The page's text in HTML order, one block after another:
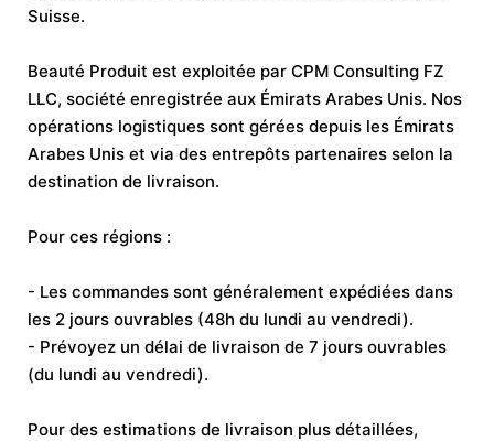
Suisse.
Beauté Produit est exploitée par CPM Consulting FZ
LLC, société enregistrée aux Émirats Arabes Unis. Nos
opérations logistiques sont gérées depuis les Émirats
Arabes Unis et via des entrepôts partenaires selon la
destination de livraison.
Pour ces régions :
- Les commandes sont généralement expédiées dans
les 2 jours ouvrables (48h du lundi au vendredi).
- Prévoyez un délai de livraison de 7 jours ouvrables
(du lundi au vendredi).
Pour des estimations de livraison plus détaillées,